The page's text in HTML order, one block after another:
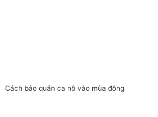
Cách bảo quản ca nô vào mùa đông